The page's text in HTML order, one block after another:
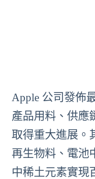
Apple 公司發佈
產品用料、供應
取得重大進展。
再生物料、電池
中稀土元素實現